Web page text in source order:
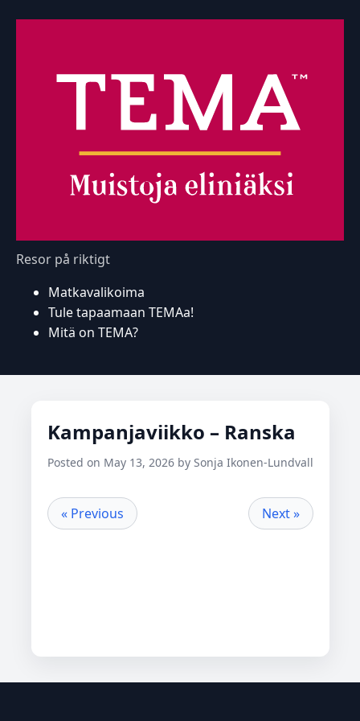
Resor på riktigt
Matkavalikoima
Tule tapaamaan TEMAa!
Mitä on TEMA?
Kampanjaviikko – Ranska
Posted on May 13, 2026 by Sonja Ikonen-Lundvall
« Previous Next »